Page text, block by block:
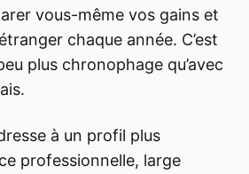
vous-même vos gains et
chaque année. C’est
plus chronophage qu’avec
à un profil plus
professionnelle, large